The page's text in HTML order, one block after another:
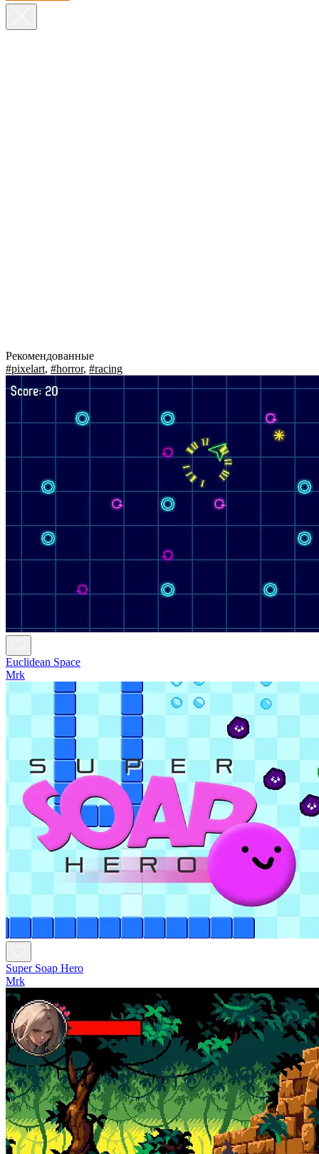
Рекомендованные
#pixelart, #horror, #racing
Euclidean Space
Mrk
Super Soap Hero
Mrk